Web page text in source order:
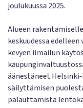
joulukuussa 2025.
Alueen
keskuudessa
kevyen ilmailun
äänestäneet
säilyttämisen
palauttamista